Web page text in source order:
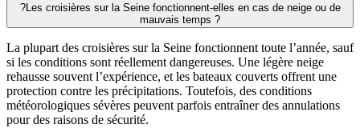
?Les croisières sur la Seine fonctionnent-elles en cas de neige ou de
mauvais temps ?
La plupart des croisières sur la Seine fonctionnent toute l’année, sauf
si les conditions sont réellement dangereuses. Une légère neige
rehausse souvent l’expérience, et les bateaux couverts offrent une
protection contre les précipitations. Toutefois, des conditions
météorologiques sévères peuvent parfois entraîner des annulations
pour des raisons de sécurité.